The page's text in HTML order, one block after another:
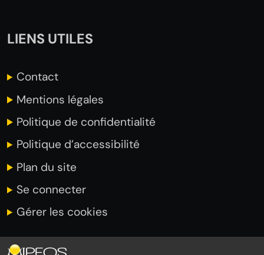
LIENS UTILES
Contact
Mentions légales
Politique de confidentialité
Politique d’accessibilité
Plan du site
Se connecter
Gérer les cookies